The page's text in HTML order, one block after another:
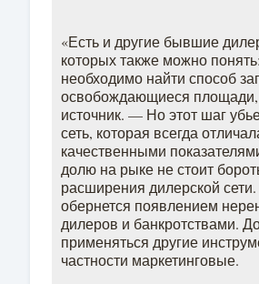
«Есть и другие бывшие
которых также можно
необходимо найти способ
освобождающиеся
источник. — Но этот шаг
сеть, которая всегда
качественными
долю на рыке не стоит
расширения дилерской
обернется появлением
дилеров и банкротствами.
применяться другие
частности маркетинговые.